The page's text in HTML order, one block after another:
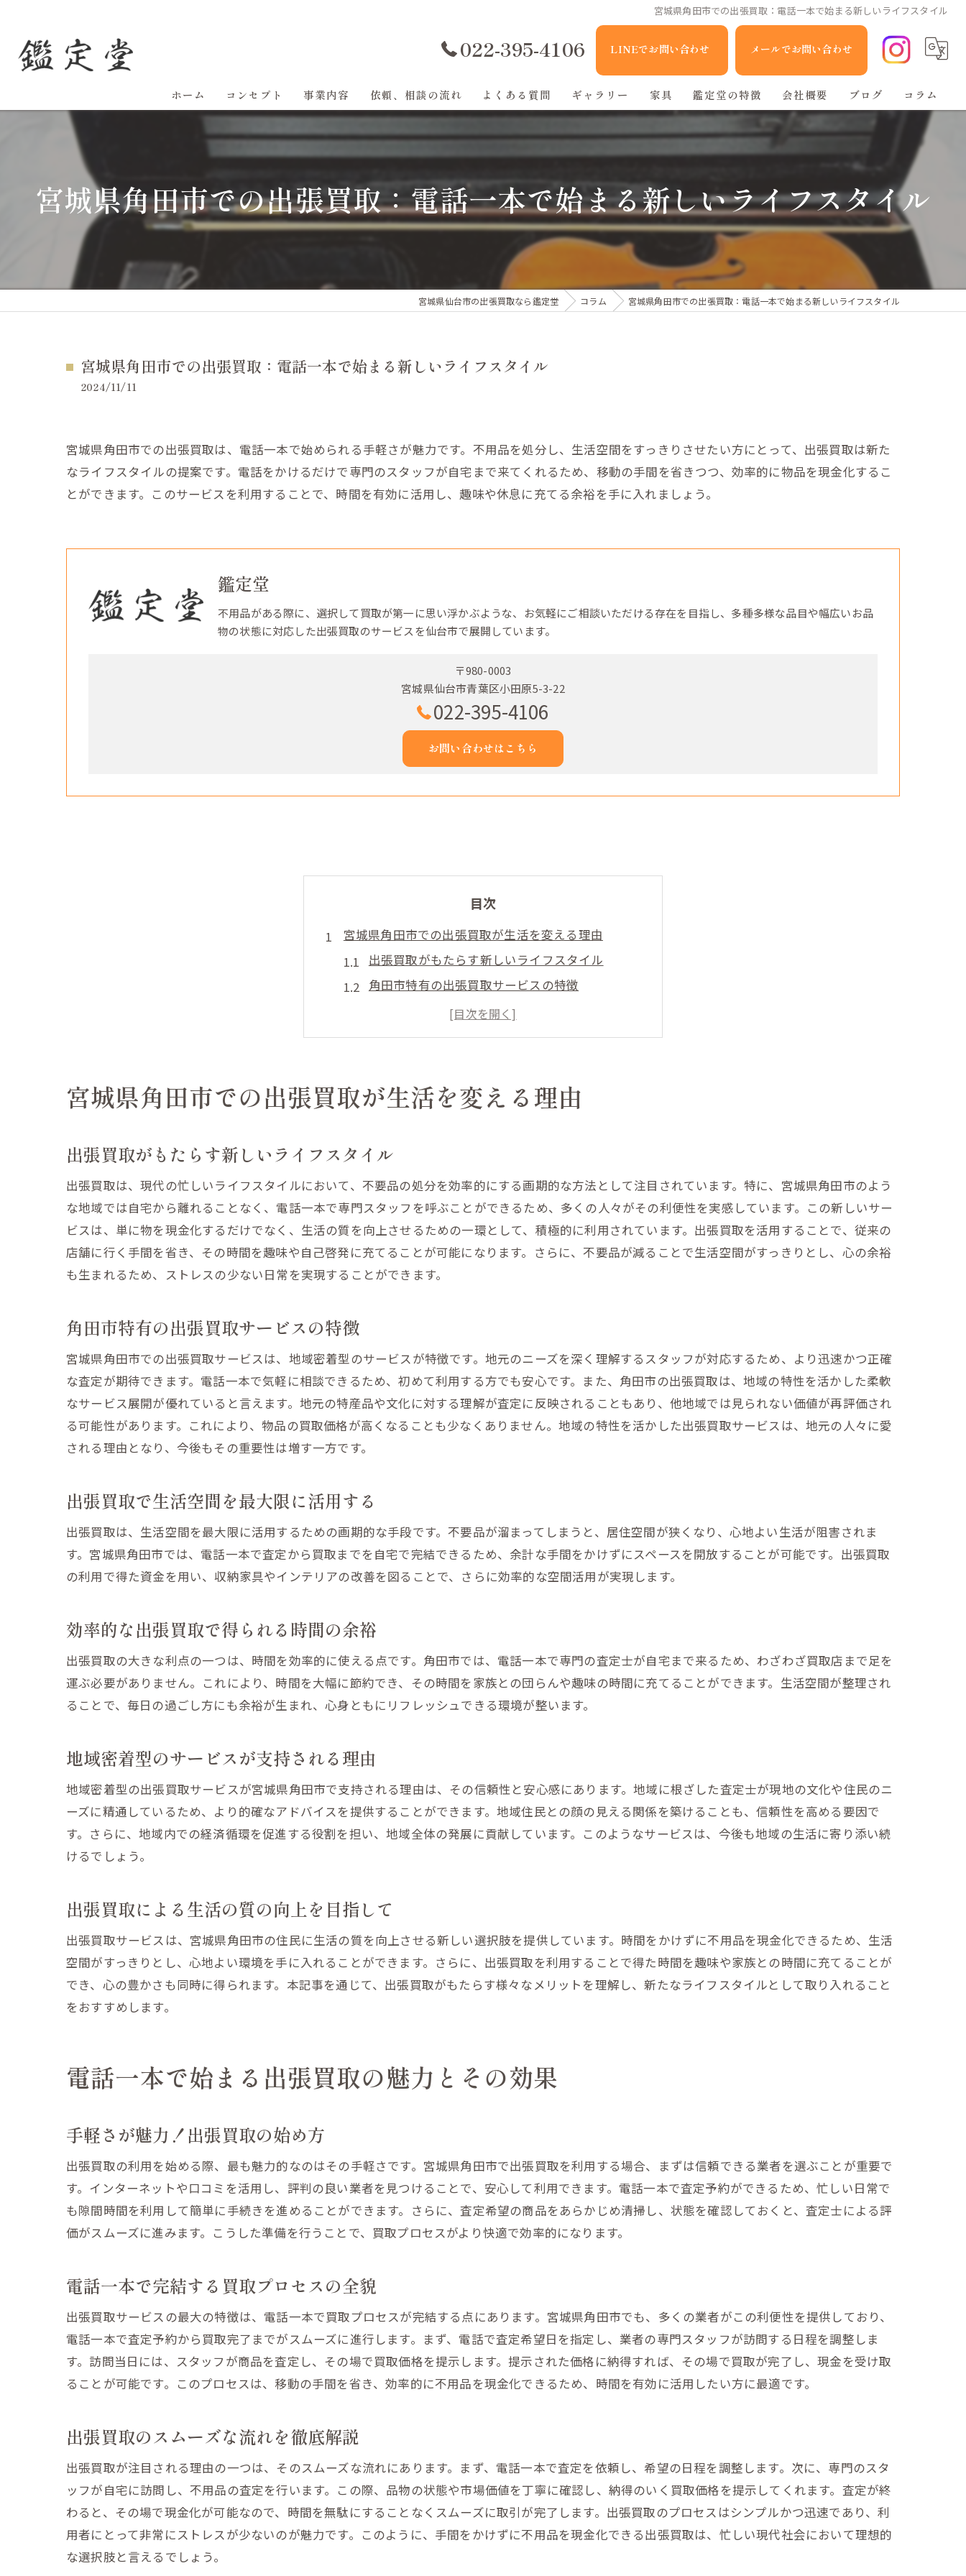
宮城県角田市での出張買取：電話一本で始まる新しいライフスタイル
022-395-4106 LINEでお問い合わせ メールでお問い合わせ
ホーム コンセプト 事業内容 依頼、相談の流れ よくある質問 ギャラリー 家具 鑑定堂の特徴
家電
ブランド品
不用品回収
会社概要 ブログ コラム
宮城県角田市での出張買取：電話一本で始まる新しいライフスタイル
宮城県仙台市の出張買取なら鑑定堂 コラム 宮城県角田市での出張買取：電話一本で始まる新しいライフスタイル
宮城県角田市での出張買取：電話一本で始まる新しいライフスタイル
2024/11/11
宮城県角田市での出張買取は、電話一本で始められる手軽さが魅力です。不用品を処分し、生活空間をすっきりさせたい方にとって、出張買取は新た
なライフスタイルの提案です。電話をかけるだけで専門のスタッフが自宅まで来てくれるため、移動の手間を省きつつ、効率的に物品を現金化するこ
とができます。このサービスを利用することで、時間を有効に活用し、趣味や休息に充てる余裕を手に入れましょう。
鑑定堂
不用品がある際に、選択して買取が第一に思い浮かぶような、お気軽にご相談いただける存在を目指し、多種多様な品目や幅広いお品
物の状態に対応した出張買取のサービスを仙台市で展開しています。
〒980-0003
宮城県仙台市青葉区小田原5-3-22
022-395-4106
お問い合わせはこちら
目次
宮城県角田市での出張買取が生活を変える理由
出張買取がもたらす新しいライフスタイル
角田市特有の出張買取サービスの特徴
出張買取で生活空間を最大限に活用する
効率的な出張買取で得られる時間の余裕
出張買取による生活の質の向上を目指して
電話一本で始まる出張買取の魅力とその効果
電話一本で完結する買取プロセスの全貌
出張買取のスムーズな流れを徹底解説
出張買取で得られるストレスフリーな体験
電話を活用した効率的な査定予約方法
専門スタッフによる安心の出張サービス
角田市内での出張買取事例を紹介
現金化を成功させるための出張買取活用術
短時間で現金化が可能な出張買取の魅力
出張買取で賢く現金化を進める方法
角田市での出張買取が選ばれる理由
出張買取利用で地域経済に貢献
地域密着型サービスの利点を活かす
時間と労力を節約できる買取方法
ライフスタイルを変革する出張買取の新しい提案
出張買取がもたらす生活の革新
次世代のライフスタイルにマッチする買取方法
環境に優しい出張買取の取り組み
買取を通じて人生を豊かにする方法
出張買取で叶えるミニマリスト生活
出張買取で時間を有効活用する術を知ろう
出張買取を活用して自由時間を増やす
出張買取が可能にする生活の余裕
買取で得た時間を趣味に充てる方法
出張買取を通じた時間効率の向上
移動不要！宮城県角田市での出張買取の利便性
出張買取で賢く時間と労力を節約
持ち運び不要の買取が叶える快適生活
出張買取を通じて得られる空間と心の余裕
出張買取が創出するすっきりとした生活空間
心の余裕をもたらす買取体験の重要性
不要品を処分して得られる精神的安定
出張買取で見つける心の充足感
出張買取で実現する新たな生活スタイル
宮城県角田市での出張買取が生活を変える理由
出張買取がもたらす新しいライフスタイル
出張買取は、現代の忙しいライフスタイルにおいて、不要品の処分を効率的にする画期的な方法として注目されています。特に、宮城県角田市のよう
な地域では自宅から離れることなく、電話一本で専門スタッフを呼ぶことができるため、多くの人々がその利便性を実感しています。この新しいサー
ビスは、単に物を現金化するだけでなく、生活の質を向上させるための一環として、積極的に利用されています。出張買取を活用することで、従来の
店舗に行く手間を省き、その時間を趣味や自己啓発に充てることが可能になります。さらに、不要品が減ることで生活空間がすっきりとし、心の余裕
も生まれるため、ストレスの少ない日常を実現することができます。
角田市特有の出張買取サービスの特徴
宮城県角田市での出張買取サービスは、地域密着型のサービスが特徴です。地元のニーズを深く理解するスタッフが対応するため、より迅速かつ正確
な査定が期待できます。電話一本で気軽に相談できるため、初めて利用する方でも安心です。また、角田市の出張買取は、地域の特性を活かした柔軟
なサービス展開が優れていると言えます。地元の特産品や文化に対する理解が査定に反映されることもあり、他地域では見られない価値が再評価され
る可能性があります。これにより、物品の買取価格が高くなることも少なくありません。地域の特性を活かした出張買取サービスは、地元の人々に愛
される理由となり、今後もその重要性は増す一方です。
出張買取で生活空間を最大限に活用する
出張買取は、生活空間を最大限に活用するための画期的な手段です。不要品が溜まってしまうと、居住空間が狭くなり、心地よい生活が阻害されま
す。宮城県角田市では、電話一本で査定から買取までを自宅で完結できるため、余計な手間をかけずにスペースを開放することが可能です。出張買取
の利用で得た資金を用い、収納家具やインテリアの改善を図ることで、さらに効率的な空間活用が実現します。
効率的な出張買取で得られる時間の余裕
出張買取の大きな利点の一つは、時間を効率的に使える点です。角田市では、電話一本で専門の査定士が自宅まで来るため、わざわざ買取店まで足を
運ぶ必要がありません。これにより、時間を大幅に節約でき、その時間を家族との団らんや趣味の時間に充てることができます。生活空間が整理され
ることで、毎日の過ごし方にも余裕が生まれ、心身ともにリフレッシュできる環境が整います。
地域密着型のサービスが支持される理由
地域密着型の出張買取サービスが宮城県角田市で支持される理由は、その信頼性と安心感にあります。地域に根ざした査定士が現地の文化や住民のニ
ーズに精通しているため、より的確なアドバイスを提供することができます。地域住民との顔の見える関係を築けることも、信頼性を高める要因で
す。さらに、地域内での経済循環を促進する役割を担い、地域全体の発展に貢献しています。このようなサービスは、今後も地域の生活に寄り添い続
けるでしょう。
出張買取による生活の質の向上を目指して
出張買取サービスは、宮城県角田市の住民に生活の質を向上させる新しい選択肢を提供しています。時間をかけずに不用品を現金化できるため、生活
空間がすっきりとし、心地よい環境を手に入れることができます。さらに、出張買取を利用することで得た時間を趣味や家族との時間に充てることが
でき、心の豊かさも同時に得られます。本記事を通じて、出張買取がもたらす様々なメリットを理解し、新たなライフスタイルとして取り入れること
をおすすめします。
電話一本で始まる出張買取の魅力とその効果
手軽さが魅力！出張買取の始め方
出張買取の利用を始める際、最も魅力的なのはその手軽さです。宮城県角田市で出張買取を利用する場合、まずは信頼できる業者を選ぶことが重要で
す。インターネットや口コミを活用し、評判の良い業者を見つけることで、安心して利用できます。電話一本で査定予約ができるため、忙しい日常で
も隙間時間を利用して簡単に手続きを進めることができます。さらに、査定希望の商品をあらかじめ清掃し、状態を確認しておくと、査定士による評
価がスムーズに進みます。こうした準備を行うことで、買取プロセスがより快適で効率的になります。
電話一本で完結する買取プロセスの全貌
出張買取サービスの最大の特徴は、電話一本で買取プロセスが完結する点にあります。宮城県角田市でも、多くの業者がこの利便性を提供しており、
電話一本で査定予約から買取完了までがスムーズに進行します。まず、電話で査定希望日を指定し、業者の専門スタッフが訪問する日程を調整しま
す。訪問当日には、スタッフが商品を査定し、その場で買取価格を提示します。提示された価格に納得すれば、その場で買取が完了し、現金を受け取
ることが可能です。このプロセスは、移動の手間を省き、効率的に不用品を現金化できるため、時間を有効に活用したい方に最適です。
出張買取のスムーズな流れを徹底解説
出張買取が注目される理由の一つは、そのスムーズな流れにあります。まず、電話一本で査定を依頼し、希望の日程を調整します。次に、専門のスタ
ッフが自宅に訪問し、不用品の査定を行います。この際、品物の状態や市場価値を丁寧に確認し、納得のいく買取価格を提示してくれます。査定が終
わると、その場で現金化が可能なので、時間を無駄にすることなくスムーズに取引が完了します。出張買取のプロセスはシンプルかつ迅速であり、利
用者にとって非常にストレスが少ないのが魅力です。このように、手間をかけずに不用品を現金化できる出張買取は、忙しい現代社会において理想的
な選択肢と言えるでしょう。